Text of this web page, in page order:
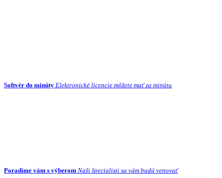
Softvér do minúty Elektronické licencie môžete mať za minútu
Poradíme vám s výberom Naši špecialisti sa vám budú venovať